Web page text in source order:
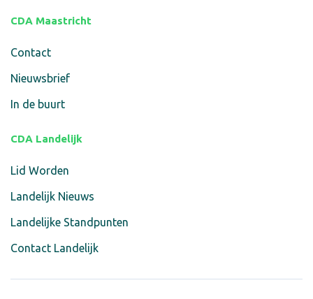
CDA Maastricht
Contact
Nieuwsbrief
In de buurt
CDA Landelijk
Lid Worden
Landelijk Nieuws
Landelijke Standpunten
Contact Landelijk